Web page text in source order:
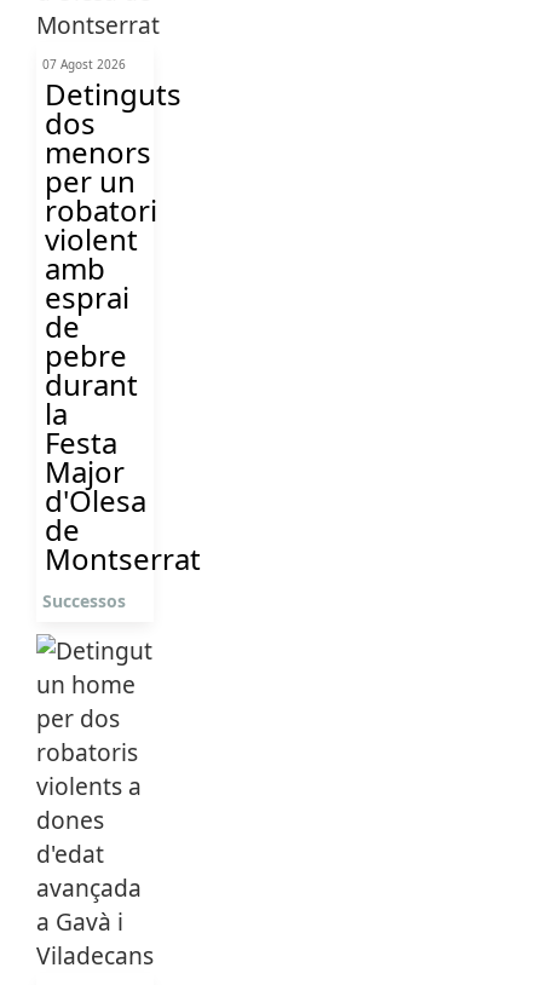
07 Agost 2026
Detinguts
dos
menors
per un
robatori
violent
amb
esprai
de
pebre
durant
la
Festa
Major
d'Olesa
de
Montserrat
Successos